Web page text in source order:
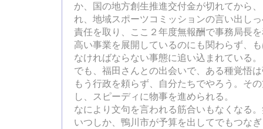
か、国の地方創生推進交付金が切れてから
れ、地域スポーツコミッションの言い出し
責任を取り、ここ２年度無報酬で事務局長
高い事業を展開しているのにも関わらず、
なければならない事態に追い込まれている。
でも、福田さんとの出会いで、ある種覚悟
もう行政を頼らず、自分たちでやろう。そ
し、スピーディに物事を進められる。
なにより文句を言われる筋合いもなくなる
いつしか、鴨川市が予算を出してでもつな